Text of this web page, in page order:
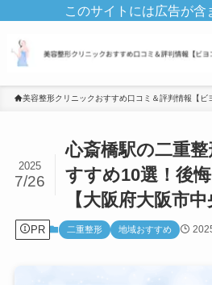
このサイトには広告が含
美容整形クリニックおすすめ口コミ＆評判情報【ビ
心斎橋駅の二重
すすめ10選！後
【大阪府大阪市中
2025
7/26
PR 二重整形 地域おすすめ